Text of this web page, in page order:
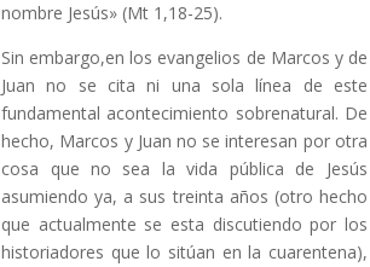
nombre Jesús» (Mt 1,18-25).
Sin embargo,en los evangelios de Marcos y de
Juan no se cita ni una sola línea de este
fundamental acontecimiento sobrenatural. De
hecho, Marcos y Juan no se interesan por otra
cosa que no sea la vida pública de Jesús
asumiendo ya, a sus treinta años (otro hecho
que actualmente se esta discutiendo por los
historiadores que lo sitúan en la cuarentena),